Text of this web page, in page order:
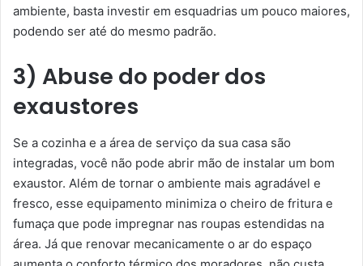
ambiente, basta investir em esquadrias um pouco maiores,
podendo ser até do mesmo padrão.
3) Abuse do poder dos
exaustores
Se a cozinha e a área de serviço da sua casa são
integradas, você não pode abrir mão de instalar um bom
exaustor. Além de tornar o ambiente mais agradável e
fresco, esse equipamento minimiza o cheiro de fritura e
fumaça que pode impregnar nas roupas estendidas na
área. Já que renovar mecanicamente o ar do espaço